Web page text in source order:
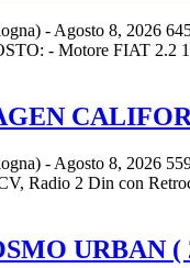
- Agosto 8, 2026
- Motore FIAT 2.2
- Agosto 8, 2026
Radio 2 Din con
URBAN (